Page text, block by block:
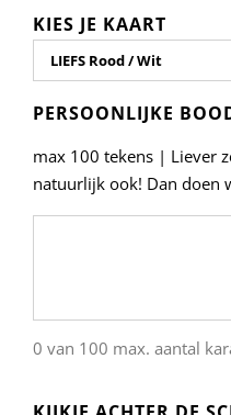
KIES JE KAART
PERSOONLIJKE
max 100 tekens | Liever
natuurlijk ook! Dan doen
0 van 100 max. aantal